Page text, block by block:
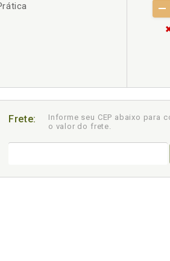
Frete:
Informe seu CEP abaixo para
o valor do frete.